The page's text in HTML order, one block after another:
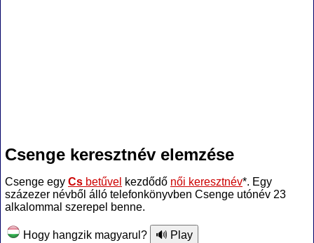
Csenge keresztnév elemzése
Csenge egy Cs betűvel kezdődő női keresztnév*. Egy
százezer névből álló telefonkönyvben Csenge utónév 23
alkalommal szerepel benne.
Hogy hangzik magyarul?